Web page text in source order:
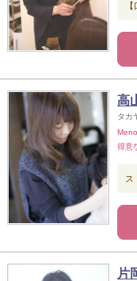
高
タカ
得意
ス
片